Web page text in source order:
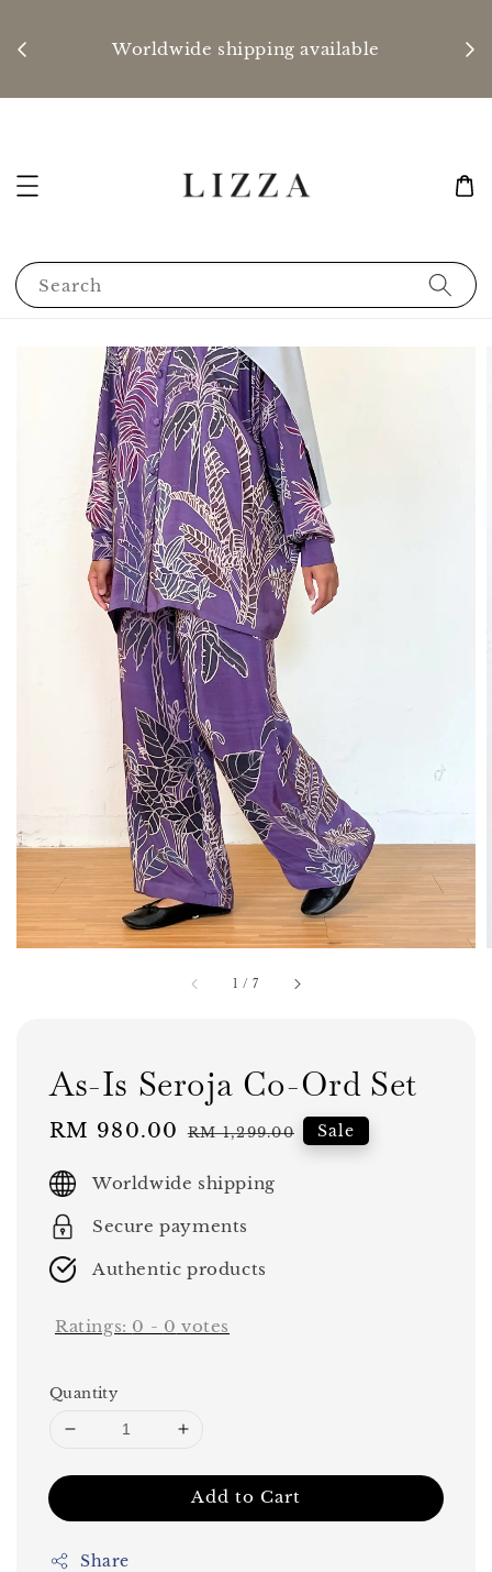
Worldwide shipping available
Search
1 /7
As-Is Seroja Co-Ord Set
Sale
RM 980.00 Regular
RM 1,299.00 Sale
Worldwide shipping
Secure payments
Authentic products
Ratings: 0 - 0 votes
Quantity
Add to Cart
Share